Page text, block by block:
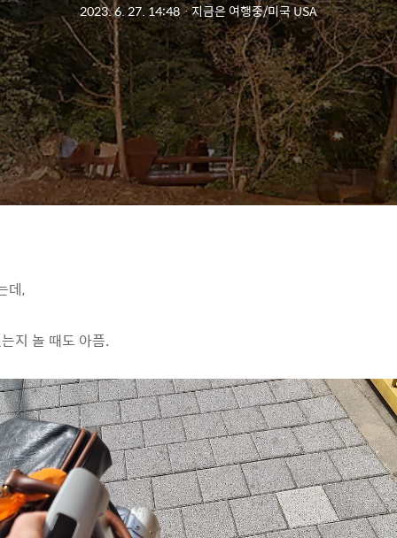
2023. 6. 27. 14:48ㆍ지금은 여행중/미국 USA
데,
지 놀 때도 아픔.